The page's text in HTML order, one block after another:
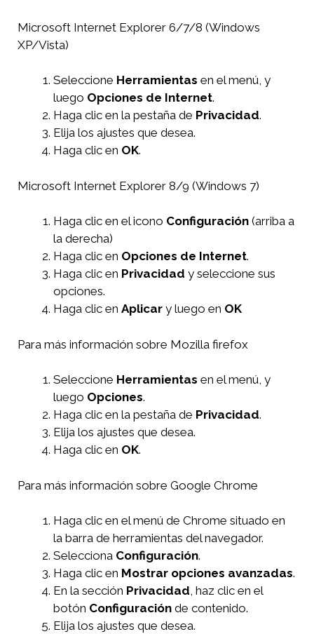
Microsoft Internet Explorer 6/7/8 (Windows
XP/Vista)
Seleccione Herramientas en el menú, y
luego Opciones de Internet.
Haga clic en la pestaña de Privacidad.
Elija los ajustes que desea.
Haga clic en OK.
Microsoft Internet Explorer 8/9 (Windows 7)
Haga clic en el icono Configuración (arriba a
la derecha)
Haga clic en Opciones de Internet.
Haga clic en Privacidad y seleccione sus
opciones.
Haga clic en Aplicar y luego en OK
Para más información sobre Mozilla firefox
Seleccione Herramientas en el menú, y
luego Opciones.
Haga clic en la pestaña de Privacidad.
Elija los ajustes que desea.
Haga clic en OK.
Para más información sobre Google Chrome
Haga clic en el menú de Chrome situado en
la barra de herramientas del navegador.
Selecciona Configuración.
Haga clic en Mostrar opciones avanzadas.
En la sección Privacidad, haz clic en el
botón Configuración de contenido.
Elija los ajustes que desea.